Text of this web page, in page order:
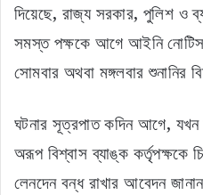
দিয়েছে, রাজ্য সরকার, পুলিশ ও
সমস্ত পক্ষকে আগে আইনি
সোমবার অথবা মঙ্গলবার শুনানির
ঘটনার সূত্রপাত কদিন আগে, যখন
অরূপ বিশ্বাস ব্যাঙ্ক কর্তৃপক্ষকে
লেনদেন বন্ধ রাখার আবেদন